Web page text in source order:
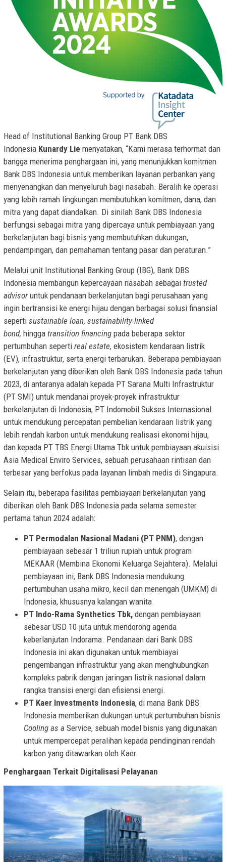
Head of Institutional Banking Group PT Bank DBS
Indonesia Kunardy Lie menyatakan, “Kami merasa terhormat dan
bangga menerima penghargaan ini, yang menunjukkan komitmen
Bank DBS Indonesia untuk memberikan layanan perbankan yang
menyenangkan dan menyeluruh bagi nasabah. Beralih ke operasi
yang lebih ramah lingkungan membutuhkan komitmen, dana, dan
mitra yang dapat diandalkan. Di sinilah Bank DBS Indonesia
berfungsi sebagai mitra yang dipercaya untuk pembiayaan yang
berkelanjutan bagi bisnis yang membutuhkan dukungan,
pendampingan, dan pemahaman tentang pasar dan peraturan.”
Melalui unit Institutional Banking Group (IBG), Bank DBS
Indonesia membangun kepercayaan nasabah sebagai trusted
advisoruntuk pendanaan berkelanjutan bagi perusahaan yang
ingin bertransisi ke energi hijau dengan berbagai solusi finansial
seperti sustainable loan, sustainability-linked
bond, hingga transition financing pada beberapa sektor
pertumbuhan seperti real estate, ekosistem kendaraan listrik
(EV), infrastruktur, serta energi terbarukan. Beberapa pembiayaan
berkelanjutan yang diberikan oleh Bank DBS Indonesia pada tahun
2023, di antaranya adalah kepada PT Sarana Multi Infrastruktur
(PT SMI) untuk mendanai proyek-proyek infrastruktur
berkelanjutan di Indonesia, PT Indomobil Sukses Internasional
untuk mendukung percepatan pembelian kendaraan listrik yang
lebih rendah karbon untuk mendukung realisasi ekonomi hijau,
dan kepada PT TBS Energi Utama Tbk untuk pembiayaan akuisisi
Asia Medical Enviro Services, sebuah perusahaan rintisan dan
terbesar yang berfokus pada layanan limbah medis di Singapura.
Selain itu, beberapa fasilitas pembiayaan berkelanjutan yang
diberikan oleh Bank DBS Indonesia pada selama semester
pertama tahun 2024 adalah:
PT Permodalan Nasional Madani (PT PNM), dengan
pembiayaan sebesar 1 triliun rupiah untuk program
MEKAAR (Membina Ekonomi Keluarga Sejahtera). Melalui
pembiayaan ini, Bank DBS Indonesia mendukung
pertumbuhan usaha mikro, kecil dan menengah (UMKM) di
Indonesia, khususnya kalangan wanita.
PT Indo-Rama Synthetics Tbk, dengan pembiayaan
sebesar USD 10 juta untuk mendorong agenda
keberlanjutan Indorama. Pendanaan dari Bank DBS
Indonesia ini akan digunakan untuk membiayai
pengembangan infrastruktur yang akan menghubungkan
kompleks pabrik dengan jaringan listrik nasional dalam
rangka transisi energi dan efisiensi energi.
PT Kaer Investments Indonesia, di mana Bank DBS
Indonesia memberikan dukungan untuk pertumbuhan bisnis
Cooling as a Service, sebuah model bisnis yang digunakan
untuk mempercepat peralihan kepada pendinginan rendah
karbon yang ditawarkan oleh Kaer.
Penghargaan Terkait Digitalisasi Pelayanan